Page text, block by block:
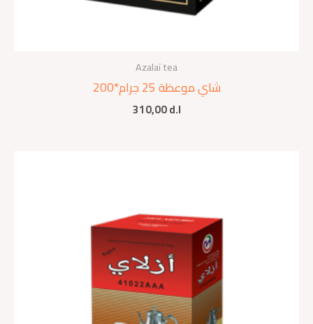
Azalaï tea
شاي موعظة 25 جرام*200
310,00d.l